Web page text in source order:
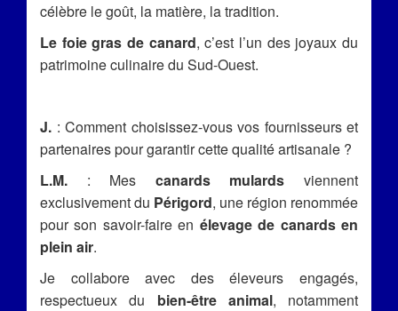
célèbre le goût, la matière, la tradition.
Le foie gras de canard, c’est l’un des joyaux du
patrimoine culinaire du Sud-Ouest.
J. : Comment choisissez-vous vos fournisseurs et
partenaires pour garantir cette qualité artisanale ?
L.M. : Mes canards mulards viennent
exclusivement du Périgord, une région renommée
pour son savoir-faire en élevage de canards en
plein air.
Je collabore avec des éleveurs engagés,
respectueux du bien-être animal, notamment